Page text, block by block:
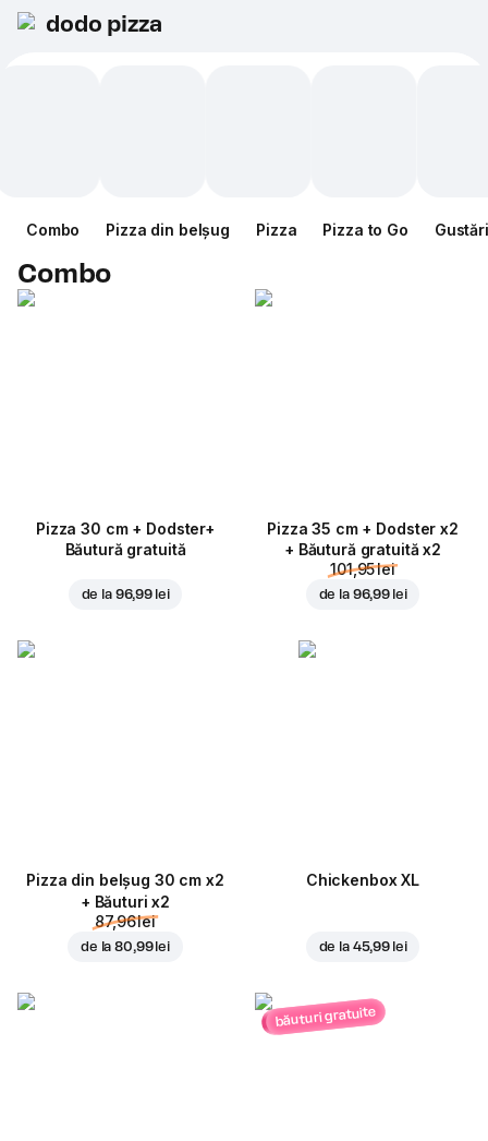
dodo pizza
Combo Pizza din belșug Pizza Pizza to Go Gustări
Combo
Pizza 30 cm + Dodster+
Băutură gratuită
de la 96,99 lei
Pizza 35 cm + Dodster x2
+ Băutură gratuită x2
101,95 lei
de la 96,99 lei
Pizza din belșug 30 cm x2
+ Băuturi x2
87,96 lei
de la80,99 lei
Chickenbox XL
de la 45,99 lei
băuturi gratuite